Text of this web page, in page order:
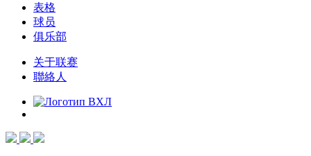
表格
球员
俱乐部
关于联赛
聯絡人